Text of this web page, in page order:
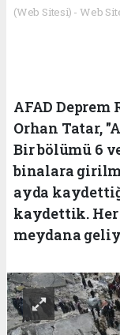
(Web Sitesi) - Web
AFAD
Orhan Tatar,
Bir bölümü 6
binalara
ayda
kaydettik. Her
meydana